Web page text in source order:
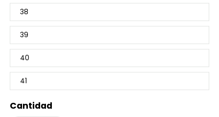
38
39
40
41
Cantidad